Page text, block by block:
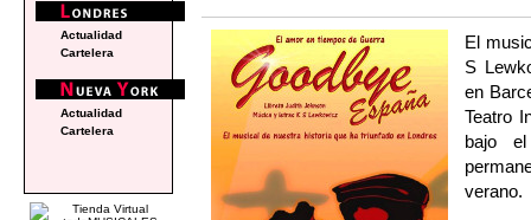
El
S
en
Teatro
bajo
verano.
Actualidad
Cartelera
Actualidad
Cartelera